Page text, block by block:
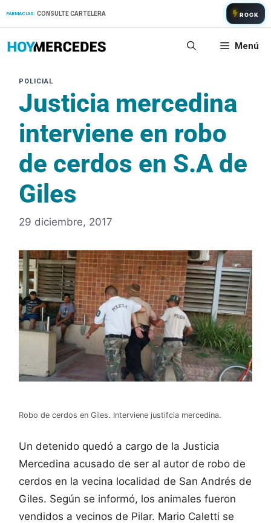
FARMACIAS: CONSULTE CARTELERA ROCK
Menú
Justicia mercedina
interviene en robo
de cerdos en S.A de
Giles
29 diciembre, 2017
Robo de cerdos en Giles. Interviene justifcia mercedina.
Un detenido quedó a cargo de la Justicia
Mercedina acusado de ser al autor de robo de
cerdos en la vecina localidad de San Andrés de
Giles. Según se informó, los animales fueron
vendidos a vecinos de Pilar. Mario Caletti se